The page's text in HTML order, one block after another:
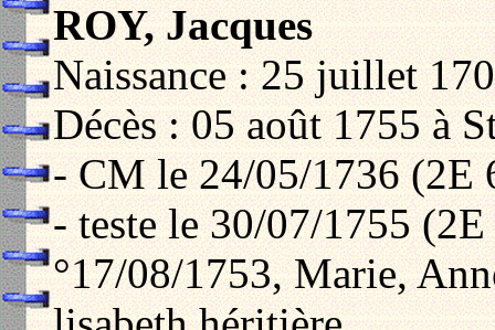
ROY, Jacques
Naissance : 25 juillet
Décès : 05 août 1755 à
- CM le 24/05/1736 (2E
- teste le 30/07/1755
°17/08/1753, Marie,